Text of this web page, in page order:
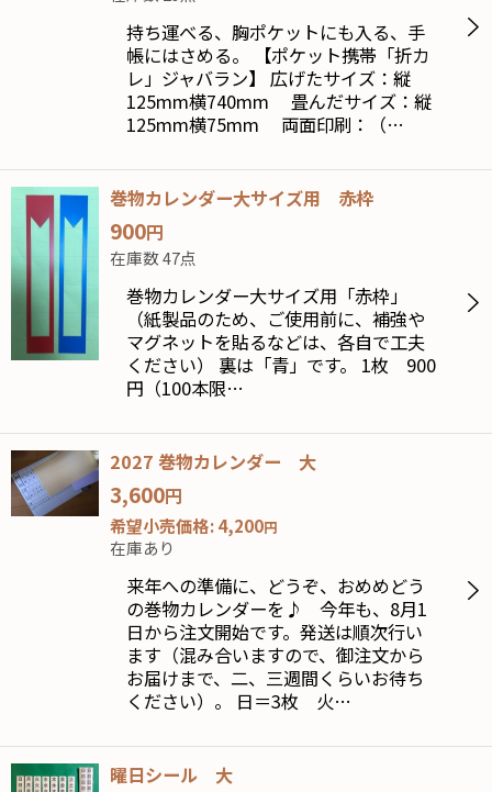
持ち運べる、胸ポケットにも入る、手
帳にはさめる。 【ポケット携帯「折カ
レ」ジャバラン】 広げたサイズ：縦
125mm横740mm 畳んだサイズ：縦
125mm横75mm 両面印刷：（…
巻物カレンダー大サイズ用 赤枠
900円
在庫数 47点
巻物カレンダー大サイズ用「赤枠」
（紙製品のため、ご使用前に、補強や
マグネットを貼るなどは、各自で工夫
ください） 裏は「青」です。 1枚 900
円（100本限…
2027 巻物カレンダー 大
3,600円
希望小売価格:4,200円
在庫あり
来年への準備に、どうぞ、おめめどう
の巻物カレンダーを♪ 今年も、8月1
日から注文開始です。発送は順次行い
ます（混み合いますので、御注文から
お届けまで、二、三週間くらいお待ち
ください）。 日＝3枚 火…
曜日シール 大